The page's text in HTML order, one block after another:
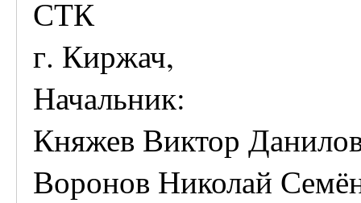
СТК
г. Киржач,
Начальник:
Княжев Виктор
Воронов Николай